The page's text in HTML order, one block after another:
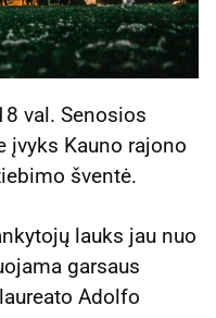
val. Senosios
įvyks Kauno rajono
šventė.
lauks jau nuo
garsaus
Adolfo